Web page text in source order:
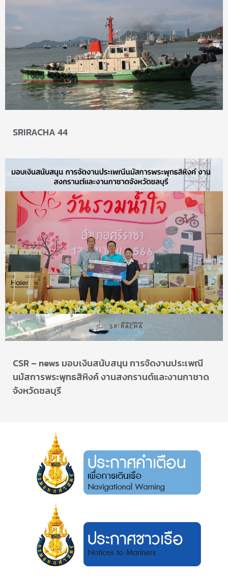
SRIRACHA 44
CSR – news มอบเงินสนับสนุน การจัดงานประเพณี
นมัสการพระพุทธสิหิงค์ งานสงกรานต์และงานกาชาด
จังหวัดชลบุรี